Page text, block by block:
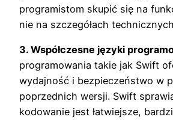
programistom skupić się na
nie na szczegółach
3. Współczesne języki
programowania takie jak Swift
wydajność i bezpieczeństwo w
poprzednich wersji. Swift
kodowanie jest łatwiejsze,